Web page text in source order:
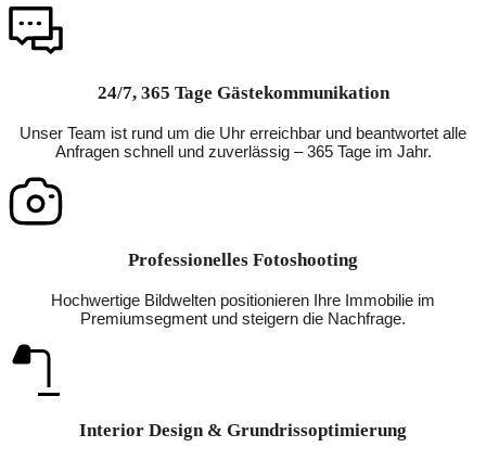
24/7, 365 Tage Gästekommunikation
Unser Team ist rund um die Uhr erreichbar und beantwortet alle
Anfragen schnell und zuverlässig – 365 Tage im Jahr.
Professionelles Fotoshooting
Hochwertige Bildwelten positionieren Ihre Immobilie im
Premiumsegment und steigern die Nachfrage.
Interior Design & Grundrissoptimierung